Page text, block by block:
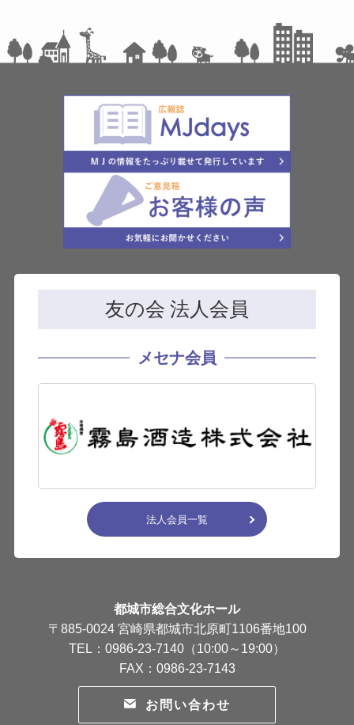
友の会 法人会員
メセナ会員
法人会員一覧
都城市総合文化ホール
〒885-0024 宮崎県都城市北原町1106番地100
TEL：0986-23-7140（10:00～19:00）
FAX：0986-23-7143
お問い合わせ